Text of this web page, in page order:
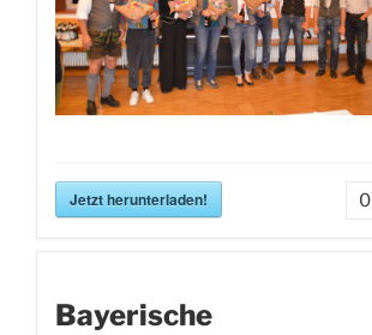
Jetzt herunterladen! 0
Bayerische